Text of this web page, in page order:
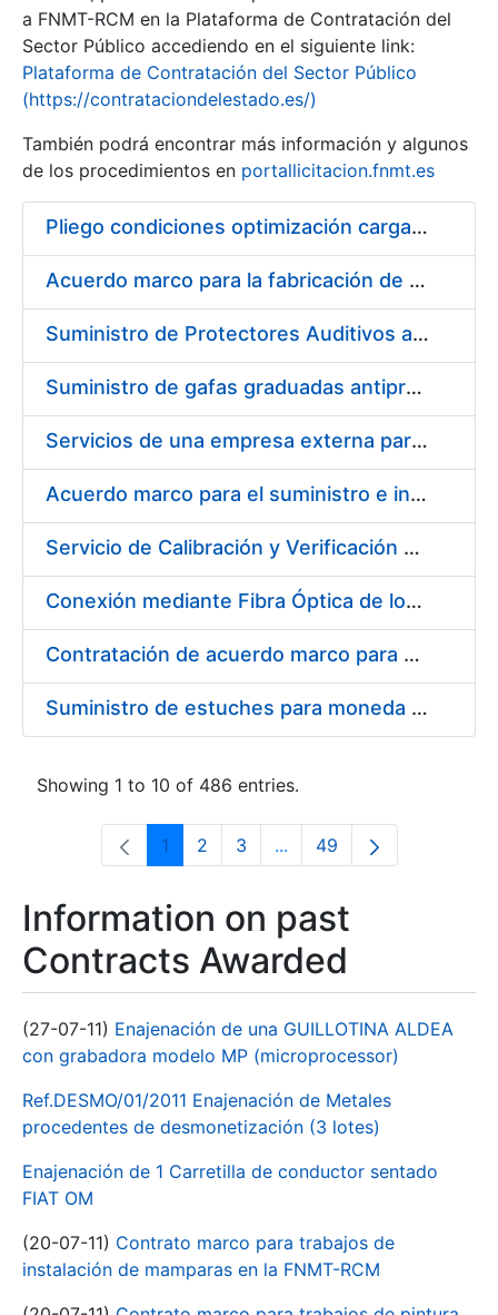
Show/Hide
a FNMT-RCM en la Plataforma de Contratación del
Sector Público accediendo en el siguiente link:
Plataforma de Contratación del Sector Público
(https://contrataciondelestado.es/)
También podrá encontrar más información y algunos
de los procedimientos en portallicitacion.fnmt.es
Pliego condiciones optimización cargas compras firmado
Acuerdo marco para la fabricación de piezas
Suministro de Protectores Auditivos a medida para las personas trabajadoras de los Centros de Trabajo de Madrid y Burgos
Suministro de gafas graduadas antiproyecciones para los trabajadores de la FNMT-RCM en los centros de trabajo de Madrid y Burgos
Servicios de una empresa externa para el asesoramiento y resolución de los recursos de alzada que se presentan relacionados con procesos de selección para la FNMT-RCM
Acuerdo marco para el suministro e instalación de persianas, estores y otros complementos
Servicio de Calibración y Verificación Externa de los Equipos de Medición del Servicio de Prevención de la FNMT-RCM
Conexión mediante Fibra Óptica de los Centros de Proceso de Datos (CPDs) de las sedes de la FNMT-RCM de Burgos y Madrid
Contratación de acuerdo marco para el Suministro de Material de Electricidad para la Fábrica Nacional de Moneda y Timbre-Real Casa de la Moneda en su centro de trabajo de Burgos
Suministro de estuches para moneda de 30 €
Showing 1 to 10 of 486 entries.
Page
1 Page
2 Page
3 ...Intermediate Pages Use
Page
49
Information on past
Contracts Awarded
(27-07-11) Enajenación de una GUILLOTINA ALDEA
con grabadora modelo MP (microprocessor)
Ref.DESMO/01/2011 Enajenación de Metales
procedentes de desmonetización (3 lotes)
Enajenación de 1 Carretilla de conductor sentado
FIAT OM
(20-07-11) Contrato marco para trabajos de
instalación de mamparas en la FNMT-RCM